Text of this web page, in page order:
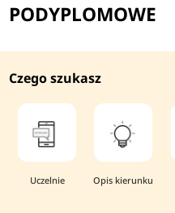
PODYPLOMOWE
Czego szukasz
Uczelnie Opis kierunku